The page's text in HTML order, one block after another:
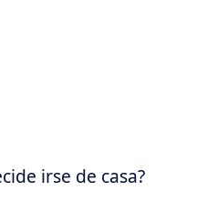
irse de casa?